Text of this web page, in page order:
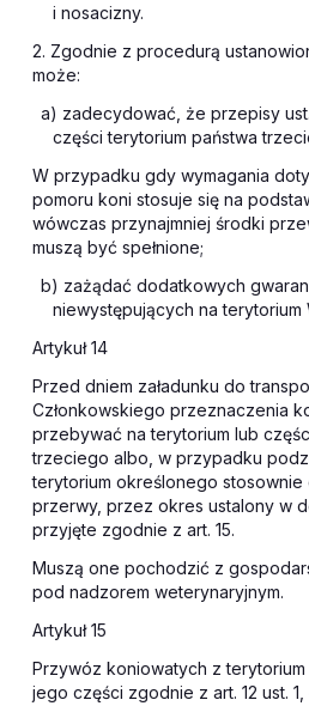
i nosacizny.
2. Zgodnie z procedurą
może:
a) zadecydować, że przepisy
części terytorium państwa
W przypadku gdy wymagania
pomoru koni stosuje się na
wówczas przynajmniej środki
muszą być spełnione;
b) zażądać dodatkowych
niewystępujących na terytorium
Artykuł 14
Przed dniem załadunku do
Członkowskiego przeznaczenia
przebywać na terytorium lub
trzeciego albo, w przypadku
terytorium określonego stosownie
przerwy, przez okres ustalony w
przyjęte zgodnie z art. 15.
Muszą one pochodzić z
pod nadzorem weterynaryjnym.
Artykuł 15
Przywóz koniowatych z
jego części zgodnie z art. 12 ust.